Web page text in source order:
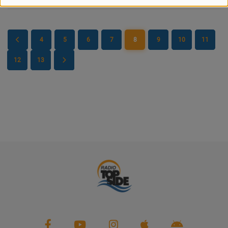
PARTENAIRES
LEURS ACTUS
4 5 6 7 8 9 10 11
12 13